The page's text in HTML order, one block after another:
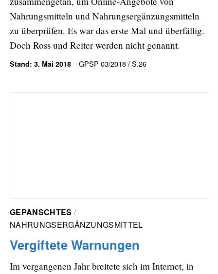
Nahrungsmitteln und Nahrungsergänzungsmitteln
zu überprüfen. Es war das erste Mal und überfällig.
Doch Ross und Reiter werden nicht genannt.
Stand: 3. Mai 2018 – GPSP 03/2018 / S.26
GEPANSCHTES
NAHRUNGSERGÄNZUNGSMITTEL
Vergiftete Warnungen
Im vergangenen Jahr breitete sich im Internet, in